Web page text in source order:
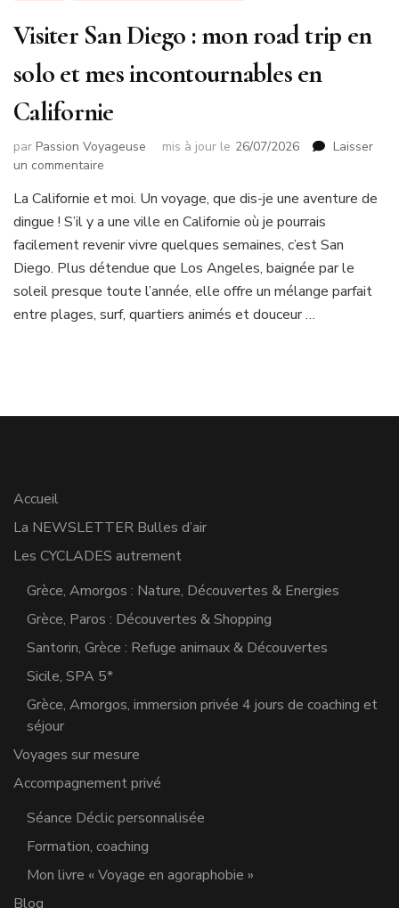
Visiter San Diego : mon road trip en
solo et mes incontournables en
Californie
par Passion Voyageuse mis à jour le 26/07/2026
Laisser
un commentaire
San
Diego
:
road
trip
en
La Californie et moi. Un voyage, que dis-je une aventure de
dingue ! S’il y a une ville en Californie où je pourrais
facilement revenir vivre quelques semaines, c’est San
Diego. Plus détendue que Los Angeles, baignée par le
soleil presque toute l’année, elle offre un mélange parfait
entre plages, surf, quartiers animés et douceur …
Accueil
La NEWSLETTER Bulles d’air
Les CYCLADES autrement
Grèce, Amorgos : Nature, Découvertes & Energies
Grèce, Paros : Découvertes & Shopping
Santorin, Grèce : Refuge animaux & Découvertes
Sicile, SPA 5*
Grèce, Amorgos, immersion privée 4 jours de coaching et
séjour
Voyages sur mesure
Accompagnement privé
Séance Déclic personnalisée
Formation, coaching
Mon livre « Voyage en agoraphobie »
Blog